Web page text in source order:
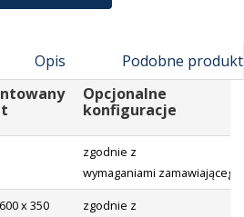
Opis
Podobne
Opcjonalne
konfiguracje
zgodnie z
wymaganiami zamawiającego
x 350
zgodnie z